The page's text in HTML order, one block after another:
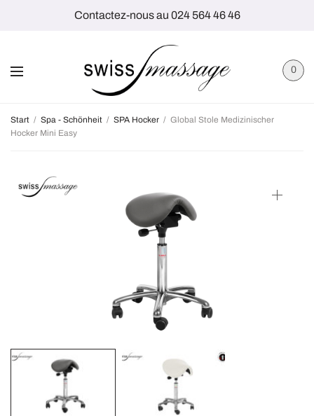
Contactez-nous au 024 564 46 46
0
Start / Spa - Schönheit / SPA Hocker / Global Stole Medizinischer
Hocker Mini Easy